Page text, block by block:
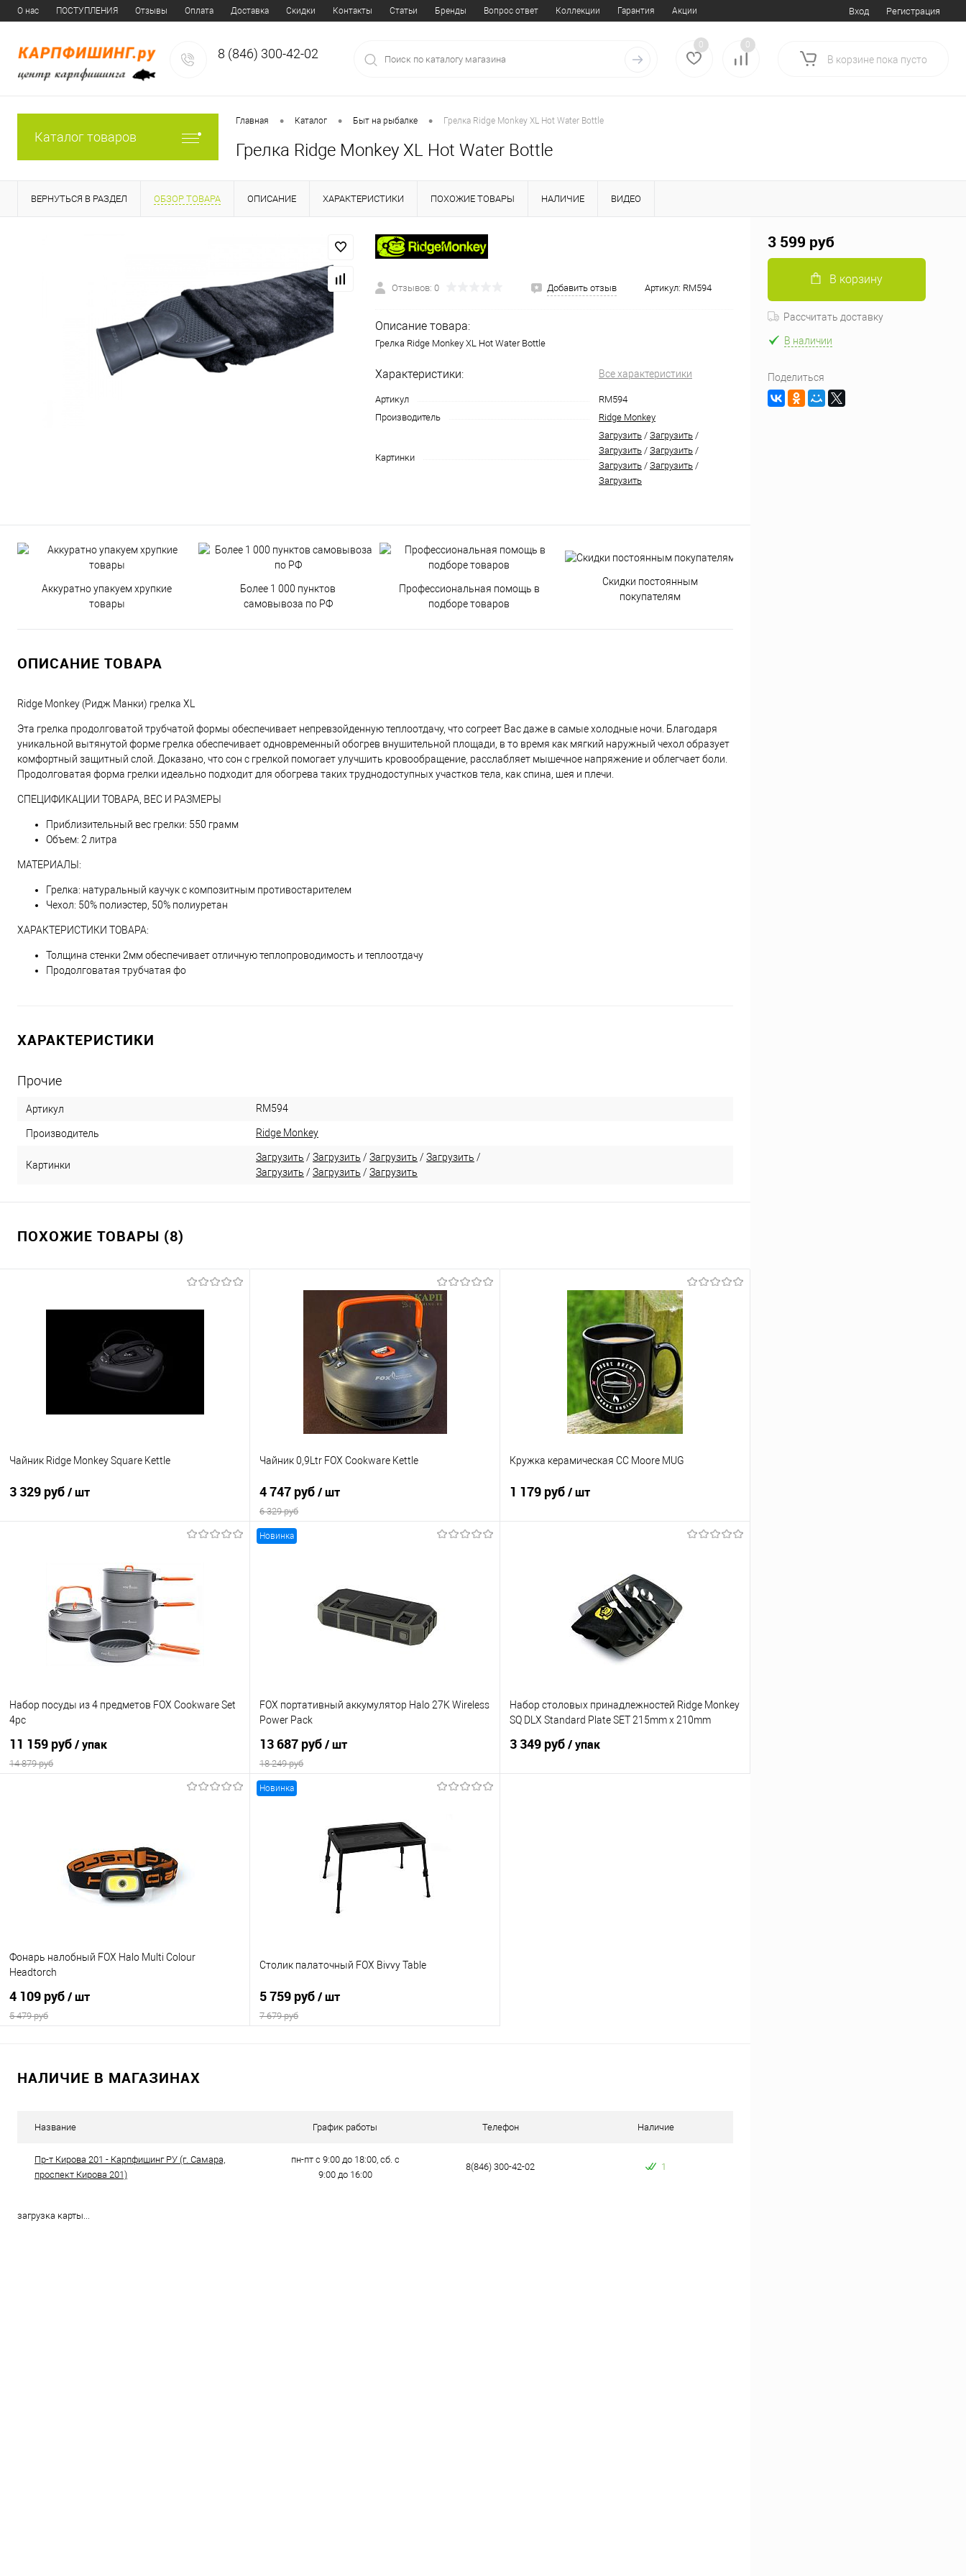
О нас ПОСТУПЛЕНИЯ Отзывы Оплата Доставка Скидки Контакты Статьи Бренды Вопрос ответ Коллекции Гарантия Акции Вход Регистрация
8 (846) 300-42-02
0 0
В корзине пока пусто
Каталог товаров
Главная • Каталог • Быт на рыбалке • Грелка Ridge Monkey XL Hot Water Bottle
Грелка Ridge Monkey XL Hot Water Bottle
ВЕРНУТЬСЯ В РАЗДЕЛ ОБЗОР ТОВАРА ОПИСАНИЕ ХАРАКТЕРИСТИКИ ПОХОЖИЕ ТОВАРЫ НАЛИЧИЕ ВИДЕО
Отзывов: 0 Добавить отзыв Артикул: RM594
Описание товара:
Грелка Ridge Monkey XL Hot Water Bottle
Характеристики: Все характеристики
Артикул
RM594
Производитель
Ridge Monkey
Картинки
Загрузить / Загрузить /
Загрузить / Загрузить /
Загрузить / Загрузить /
Загрузить
Аккуратно упакуем хрупкие
товары
Более 1 000 пунктов
самовывоза по РФ
Профессиональная помощь в
подборе товаров
Скидки постоянным
покупателям
ОПИСАНИЕ ТОВАРА
Ridge Monkey (Ридж Манки) грелка XL
Эта грелка продолговатой трубчатой формы обеспечивает непревзойденную теплоотдачу, что согреет Вас даже в самые холодные ночи. Благодаря
уникальной вытянутой форме грелка обеспечивает одновременный обогрев внушительной площади, в то время как мягкий наружный чехол образует
комфортный защитный слой. Доказано, что сон с грелкой помогает улучшить кровообращение, расслабляет мышечное напряжение и облегчает боли.
Продолговатая форма грелки идеально подходит для обогрева таких труднодоступных участков тела, как спина, шея и плечи.
СПЕЦИФИКАЦИИ ТОВАРА, ВЕС И РАЗМЕРЫ
Приблизительный вес грелки: 550 грамм
Объем: 2 литра
МАТЕРИАЛЫ:
Грелка: натуральный каучук с композитным противостарителем
Чехол: 50% полиэстер, 50% полиуретан
ХАРАКТЕРИСТИКИ ТОВАРА:
Толщина стенки 2мм обеспечивает отличную теплопроводимость и теплоотдачу
Продолговатая трубчатая фо
ХАРАКТЕРИСТИКИ
Прочие
Артикул RM594
Производитель Ridge Monkey
Картинки
Загрузить / Загрузить / Загрузить / Загрузить /
Загрузить / Загрузить / Загрузить
ПОХОЖИЕ ТОВАРЫ (8)
Чайник Ridge Monkey Square Kettle
3 329 руб/ шт
Купить в 1 клик
В избранное
В наличии
Чайник 0,9Ltr FOX Cookware Kettle
4 747 руб/ шт
6 329 руб
В избранное
В наличии
Кружка керамическая CC Moore MUG
1 179 руб/ шт
Сравнение
В наличии
Набор посуды из 4 предметов FOX Cookware Set
4pc
11 159 руб/ упак
14 879 руб
В избранное
В наличии
Новинка
FOX портативный аккумулятор Halo 27K Wireless
Power Pack
13 687 руб/ шт
18 249 руб
Сравнение
В избранное
В наличии
Набор столовых принадлежностей Ridge Monkey
SQ DLX Standard Plate SET 215mm x 210mm
3 349 руб/ упак
Фонарь налобный FOX Halo Multi Colour
Headtorch
4 109 руб/ шт
5 479 руб
Новинка
Столик палаточный FOX Bivvy Table
5 759 руб/ шт
7 679 руб
НАЛИЧИЕ В МАГАЗИНАХ
Название График работы Телефон Наличие
Пр-т Кирова 201 - Карпфишинг РУ (г. Самара,
проспект Кирова 201)
пн-пт с 9:00 до 18:00, сб. с
9:00 до 16:00
8(846) 300-42-02 1
загрузка карты...
3 599 руб
В корзину
Рассчитать доставку
В наличии
Поделиться